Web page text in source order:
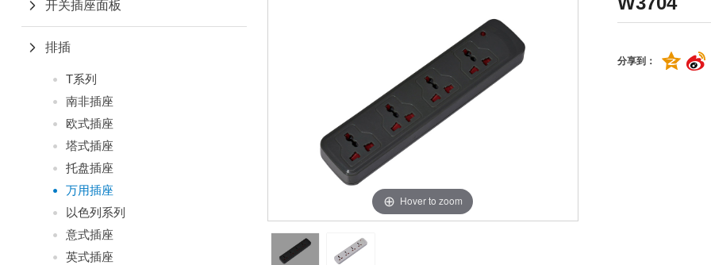
开关插座面板
排插
T系列
南非插座
欧式插座
塔式插座
托盘插座
万用插座
以色列系列
意式插座
英式插座
Hover to zoom
分享到：